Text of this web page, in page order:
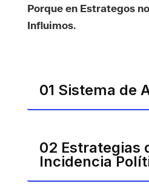
Porque en Estrategos
Influimos.
01 Sistema de
02 Estrategias
Incidencia